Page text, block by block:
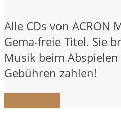
Alle CDs von ACRON
Gema-freie Titel. Sie
Musik beim
Gebühren zahlen!